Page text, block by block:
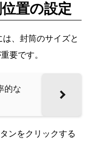
置の設定
、封筒のサイズと
要です。
的な
ンをクリックする